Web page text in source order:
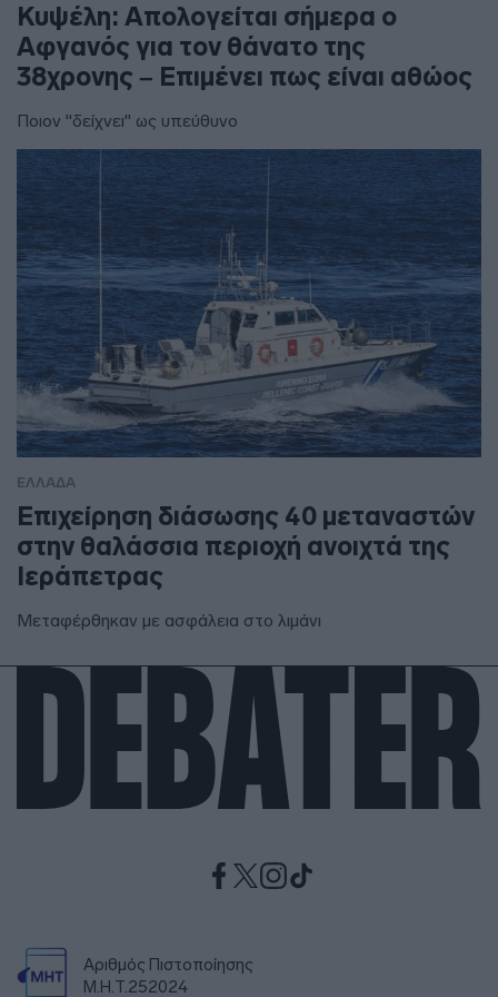
Κυψέλη: Απολογείται σήμερα ο
Αφγανός για τον θάνατο της
38χρονης – Επιμένει πως είναι αθώος
Ποιον "δείχνει" ως υπεύθυνο
ΕΛΛΑΔΑ
Επιχείρηση διάσωσης 40 μεταναστών
στην θαλάσσια περιοχή ανοιχτά της
Ιεράπετρας
Μεταφέρθηκαν με ασφάλεια στο λιμάνι
Αριθμός Πιστοποίησης
Μ.Η.Τ.252024